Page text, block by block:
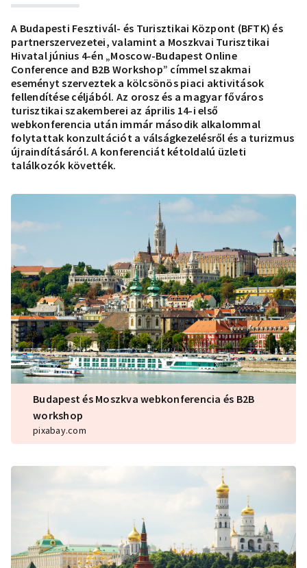
A Budapesti Fesztivál- és Turisztikai Központ (BFTK) és
partnerszervezetei, valamint a Moszkvai Turisztikai
Hivatal június 4-én „Moscow-Budapest Online
Conference and B2B Workshop” címmel szakmai
eseményt szerveztek a kölcsönös piaci aktivitások
fellendítése céljából. Az orosz és a magyar főváros
turisztikai szakemberei az április 14-i első
webkonferencia után immár második alkalommal
folytattak konzultációt a válságkezelésről és a turizmus
újraindításáról. A konferenciát kétoldalú üzleti
találkozók követték.
Budapest és Moszkva webkonferencia és B2B
workshop
pixabay.com